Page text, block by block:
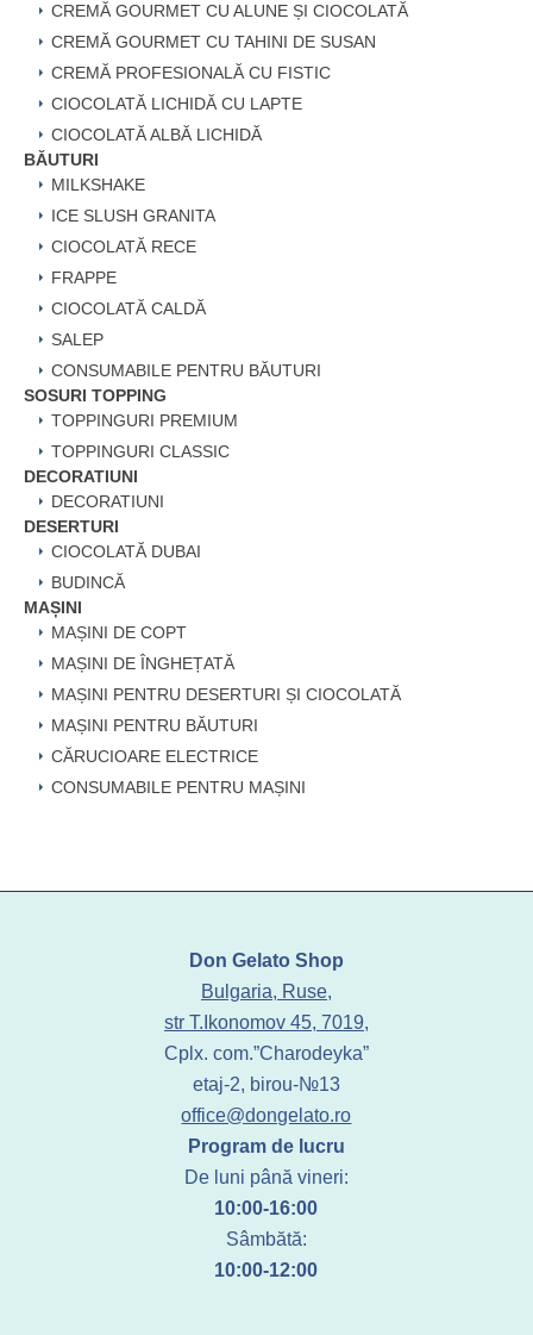
CREMĂ GOURMET CU ALUNE ȘI CIOCOLATĂ
CREMĂ GOURMET CU TAHINI DE SUSAN
CREMĂ PROFESIONALĂ CU FISTIC
CIOCOLATĂ LICHIDĂ CU LAPTE
CIOCOLATĂ ALBĂ LICHIDĂ
BĂUTURI
MILKSHAKE
ICE SLUSH GRANITA
CIOCOLATĂ RECE
FRAPPE
CIOCOLATĂ CALDĂ
SALEP
CONSUMABILE PENTRU BĂUTURI
SOSURI TOPPING
TOPPINGURI PREMIUM
TOPPINGURI CLASSIC
DECORATIUNI
DECORATIUNI
DESERTURI
CIOCOLATĂ DUBAI
BUDINCĂ
MAȘINI
MAȘINI DE COPT
MAȘINI DE ÎNGHEȚATĂ
MAȘINI PENTRU DESERTURI ȘI CIOCOLATĂ
MAȘINI PENTRU BĂUTURI
CĂRUCIOARE ELECTRICE
CONSUMABILE PENTRU MAȘINI
Don Gelato Shop
Bulgaria, Ruse,
str T.Ikonomov 45, 7019,
Cplx. com.”Charodeyka”
etaj-2, birou-№13
office@dongelato.ro
Program de lucru
De luni până vineri:
10:00-16:00
Sâmbătă:
10:00-12:00